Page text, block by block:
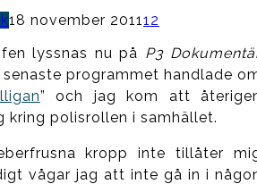
18 november 201112
lyssnas nu på P3
programmet handlade
” och jag kom att
kring polisrollen i samhället.
kropp inte tillåter
vågar jag att inte gå in i